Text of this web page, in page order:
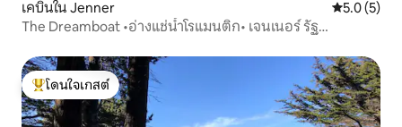
เคบินใน Jenner คะแนนเฉลี่
5.0 (5)
The Dreamboat •อ่างแช่น้ำโรแมนติก• เจนเนอร์ รัฐ
โดนใจเกสต์ที่สุด
โดนใจเกสต์